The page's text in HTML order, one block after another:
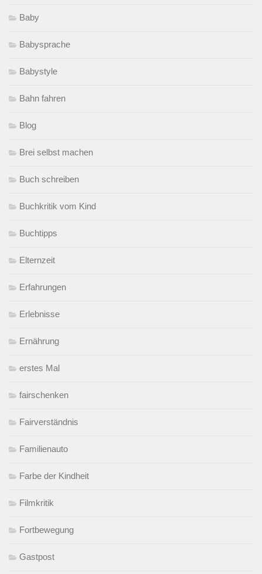
Baby
Babysprache
Babystyle
Bahn fahren
Blog
Brei selbst machen
Buch schreiben
Buchkritik vom Kind
Buchtipps
Elternzeit
Erfahrungen
Erlebnisse
Ernährung
erstes Mal
fairschenken
Fairverständnis
Familienauto
Farbe der Kindheit
Filmkritik
Fortbewegung
Gastpost